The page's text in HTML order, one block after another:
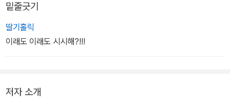
밑줄긋기
딸기홀릭
이래도 이래도 시시해?!!!
저자 소개